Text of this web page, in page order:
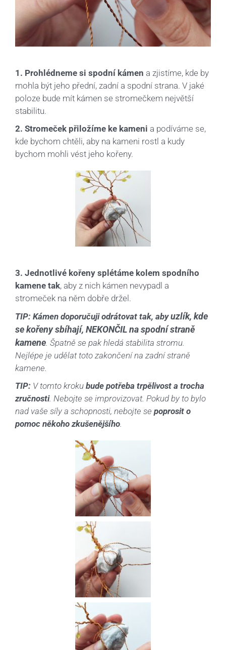
1. Prohlédneme si spodní kámen a zjistíme, kde by
mohla být jeho přední, zadní a spodní strana. V jaké
poloze bude mít kámen se stromečkem největší
stabilitu.
2. Stromeček přiložíme ke kameni a podíváme se,
kde bychom chtěli, aby na kameni rostl a kudy
bychom mohli vést jeho kořeny.
3. Jednotlivé kořeny splétáme kolem spodního
kamene tak, aby z nich kámen nevypadl a
stromeček na něm dobře držel.
TIP: Kámen doporučuji odrátovat tak, aby uzlík, kde
se kořeny sbíhají, NEKONČIL na spodní straně
kamene. Špatně se pak hledá stabilita stromu.
Nejlépe je udělat toto zakončení na zadní straně
kamene.
TIP: V tomto kroku bude potřeba trpělivost a trocha
zručnosti. Nebojte se improvizovat. Pokud by to bylo
nad vaše síly a schopnosti, nebojte se poprosit o
pomoc někoho zkušenějšího.